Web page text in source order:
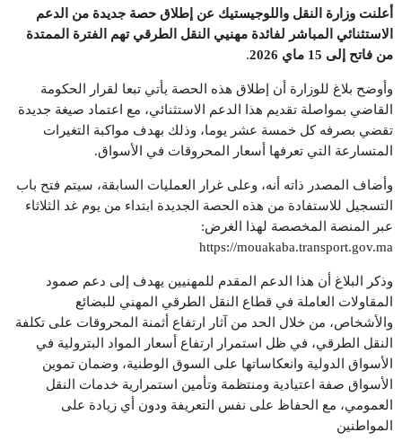
أعلنت وزارة النقل واللوجيستيك عن إطلاق حصة جديدة من الدعم
الاستثنائي المباشر لفائدة مهنيي النقل الطرقي تهم الفترة الممتدة
من فاتح إلى 15 ماي 2026
.
وأوضح بلاغ للوزارة أن إطلاق هذه الحصة يأتي تبعا لقرار الحكومة
القاضي بمواصلة تقديم هذا الدعم الاستثنائي، مع اعتماد صيغة جديدة
تقضي بصرفه كل خمسة عشر يوما، وذلك بهدف مواكبة التغيرات
المتسارعة التي تعرفها أسعار المحروقات في الأسواق.
وأضاف المصدر ذاته أنه، وعلى غرار العمليات السابقة، سيتم فتح باب
التسجيل للاستفادة من هذه الحصة الجديدة ابتداء من يوم غد الثلاثاء
عبر المنصة المخصصة لهذا الغرض:
https://mouakaba.transport.gov.ma
وذكر البلاغ أن هذا الدعم المقدم للمهنيين يهدف إلى دعم صمود
المقاولات العاملة في قطاع النقل الطرقي المهني للبضائع
والأشخاص، من خلال الحد من آثار ارتفاع أثمنة المحروقات على تكلفة
النقل الطرقي، في ظل استمرار ارتفاع أسعار المواد البترولية في
الأسواق الدولية وانعكاساتها على السوق الوطنية، وضمان تموين
الأسواق صفة اعتيادية ومنتظمة وتأمين استمرارية خدمات النقل
العمومي، مع الحفاظ على نفس التعريفة ودون أي زيادة على
المواطنين